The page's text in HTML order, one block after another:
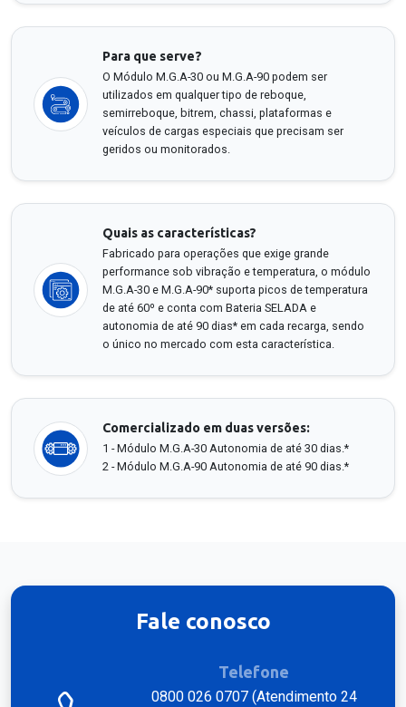
Para que serve?
O Módulo M.G.A-30 ou M.G.A-90 podem ser
utilizados em qualquer tipo de reboque,
semirreboque, bitrem, chassi, plataformas e
veículos de cargas especiais que precisam ser
geridos ou monitorados.
Quais as características?
Fabricado para operações que exige grande
performance sob vibração e temperatura, o módulo
M.G.A-30 e M.G.A-90* suporta picos de temperatura
de até 60º e conta com Bateria SELADA e
autonomia de até 90 dias* em cada recarga, sendo
o único no mercado com esta característica.
Comercializado em duas versões:
1 - Módulo M.G.A-30 Autonomia de até 30 dias.*
2 - Módulo M.G.A-90 Autonomia de até 90 dias.*
Fale conosco
Telefone
0800 026 0707 (Atendimento 24